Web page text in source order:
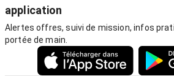
application
Alertes offres, suivi de mission, infos
portée de main.